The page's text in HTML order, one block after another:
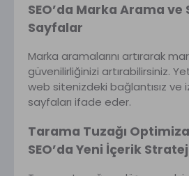
SEO’da Marka Arama ve
Sayfalar
Marka aramalarını artırarak
güvenilirliğinizi artırabilirsiniz.
web sitenizdeki bağlantısız ve
sayfaları ifade eder.
Tarama Tuzağı
SEO’da Yeni İçerik